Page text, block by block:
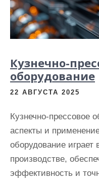
Кузнечно-
оборудование
22 АВГУСТА 2025
Кузнечно-прессовое
аспекты и
оборудование
производстве,
эффективность и